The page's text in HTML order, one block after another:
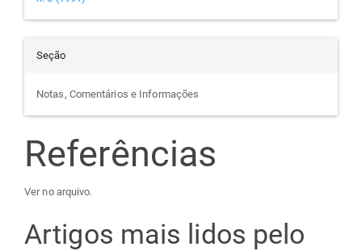
Seção
Notas, Comentários e Informações
Referências
Ver no arquivo.
Artigos mais lidos pelo